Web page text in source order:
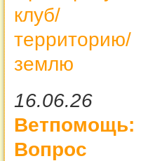
клуб/
территорию/
землю
16.06.26
Ветпомощь:
Вопрос